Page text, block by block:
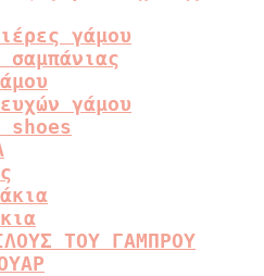
γάμου
σαμπάνιας
γάμου
shoes
ΤΟΥ ΓΑΜΠΡΟΥ